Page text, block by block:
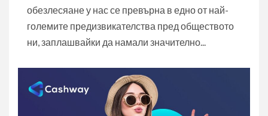
обезлесяане у нас се превърна в едно от най-
големите предизвикателства пред обществото
ни, заплашвайки да намали значително...